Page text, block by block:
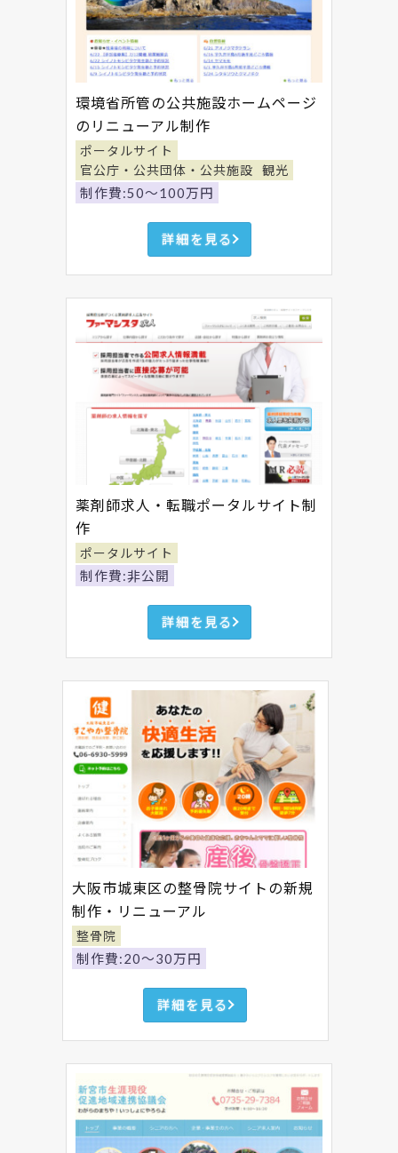
環境省所管の公共施設ホームページ
のリニューアル制作
ポータルサイト
官公庁・公共団体・公共施設
観光
制作費:50～100万円
詳細を見る
薬剤師求人・転職ポータルサイト制
作
ポータルサイト
制作費:非公開
詳細を見る
大阪市城東区の整骨院サイトの新規
制作・リニューアル
整骨院
制作費:20～30万円
詳細を見る